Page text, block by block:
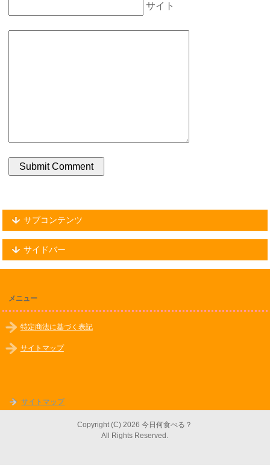
サイト
サブコンテンツ
サイドバー
メニュー
特定商法に基づく表記
サイトマップ
サイトマップ
Copyright (C) 2026 今日何食べる？
All Rights Reserved.